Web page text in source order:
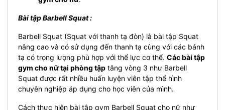
Bài tập Barbell Squat :
Barbell Squat (Squat với thanh tạ đòn) là bài tập Squat
nâng cao và có sử dụng đến thanh tạ cùng với các bánh
tạ có trọng lượng phù hợp với thể lực cơ thể. Các bài tập
gym cho nữ tại phòng tập tăng vòng 3 như Barbell
Squat được rất nhiều huấn luyện viên tập thể hình
chuyên nghiệp áp dụng cho học viên của mình.
Cách thực hiện bài tập gym Barbell Squat cho nữ như